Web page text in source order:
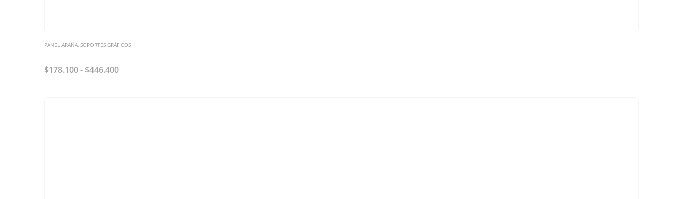
PANEL ARAÑA, SOPORTES GRÁFICOS
$178.100- $446.400